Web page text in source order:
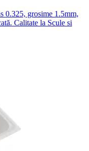
0.325, grosime 1.5mm,
Calitate la Scule si